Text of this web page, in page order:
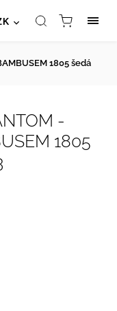
1805 šedá
-
1805